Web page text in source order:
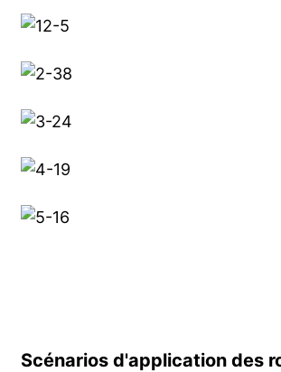
Scénarios d'application des